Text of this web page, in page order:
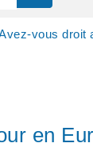
vous droit
en